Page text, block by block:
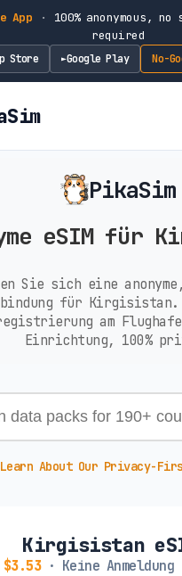
App ·
100% anonymous,
required
Store ►Google Play No-
PikaSim
eSIM für
Sie sich eine
für Kirgisistan.
am
Einrichtung, 100%
Learn About Our Privacy-
Kirgisistan
$3.53· Keine